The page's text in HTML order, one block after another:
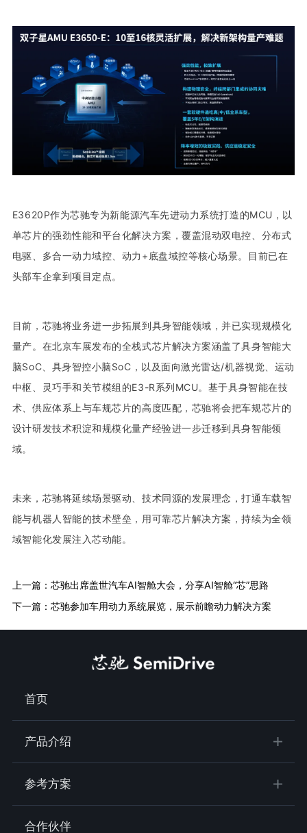
E3620P作为芯驰专为新能源汽车先进动力系统打造的MCU，以
单芯片的强劲性能和平台化解决方案，覆盖混动双电控、分布式
电驱、多合一动力域控、动力+底盘域控等核心场景。目前已在
头部车企拿到项目定点。
目前，芯驰将业务进一步拓展到具身智能领域，并已实现规模化
量产。在北京车展发布的全栈式芯片解决方案涵盖了具身智能大
脑SoC、具身智控小脑SoC，以及面向激光雷达/机器视觉、运动
中枢、灵巧手和关节模组的E3-R系列MCU。基于具身智能在技
术、供应体系上与车规芯片的高度匹配，芯驰将会把车规芯片的
设计研发技术积淀和规模化量产经验进一步迁移到具身智能领
域。
未来，芯驰将延续场景驱动、技术同源的发展理念，打通车载智
能与机器人智能的技术壁垒，用可靠芯片解决方案，持续为全领
域智能化发展注入芯动能。
上一篇：芯驰出席盖世汽车AI智舱大会，分享AI智舱“芯”思路
下一篇：芯驰参加车用动力系统展览，展示前瞻动力解决方案
首页
产品介绍
参考方案
合作伙伴